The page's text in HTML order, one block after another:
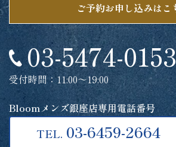
ご予約お申し込みはこ
03-5474-0153
受付時間：11:00～19:00
Bloomメンズ銀座店専用電話番号
TEL. 03-6459-2664